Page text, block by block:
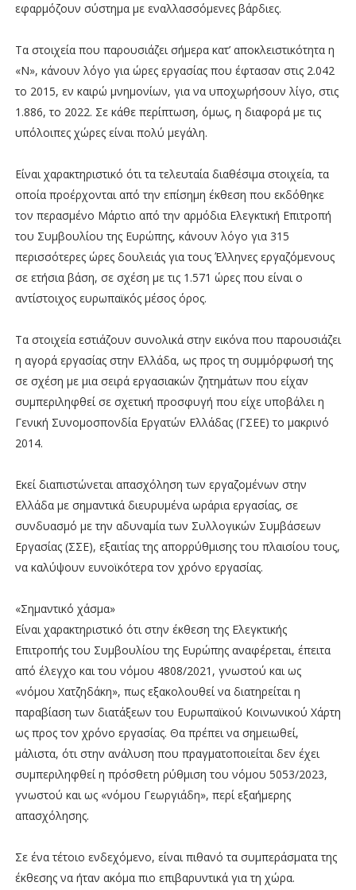
εφαρμόζουν σύστημα με εναλλασσόμενες βάρδιες.
Τα στοιχεία που παρουσιάζει σήμερα κατ’ αποκλειστικότητα η
«Ν», κάνουν λόγο για ώρες εργασίας που έφτασαν στις 2.042
το 2015, εν καιρώ μνημονίων, για να υποχωρήσουν λίγο, στις
1.886, το 2022. Σε κάθε περίπτωση, όμως, η διαφορά με τις
υπόλοιπες χώρες είναι πολύ μεγάλη.
Είναι χαρακτηριστικό ότι τα τελευταία διαθέσιμα στοιχεία, τα
οποία προέρχονται από την επίσημη έκθεση που εκδόθηκε
τον περασμένο Μάρτιο από την αρμόδια Ελεγκτική Επιτροπή
του Συμβουλίου της Ευρώπης, κάνουν λόγο για 315
περισσότερες ώρες δουλειάς για τους Έλληνες εργαζόμενους
σε ετήσια βάση, σε σχέση με τις 1.571 ώρες που είναι ο
αντίστοιχος ευρωπαϊκός μέσος όρος.
Τα στοιχεία εστιάζουν συνολικά στην εικόνα που παρουσιάζει
η αγορά εργασίας στην Ελλάδα, ως προς τη συμμόρφωσή της
σε σχέση με μια σειρά εργασιακών ζητημάτων που είχαν
συμπεριληφθεί σε σχετική προσφυγή που είχε υποβάλει η
Γενική Συνομοσπονδία Εργατών Ελλάδας (ΓΣΕΕ) το μακρινό
2014.
Εκεί διαπιστώνεται απασχόληση των εργαζομένων στην
Ελλάδα με σημαντικά διευρυμένα ωράρια εργασίας, σε
συνδυασμό με την αδυναμία των Συλλογικών Συμβάσεων
Εργασίας (ΣΣΕ), εξαιτίας της απορρύθμισης του πλαισίου τους,
να καλύψουν ευνοϊκότερα τον χρόνο εργασίας.
«Σημαντικό χάσμα»
Είναι χαρακτηριστικό ότι στην έκθεση της Ελεγκτικής
Επιτροπής του Συμβουλίου της Ευρώπης αναφέρεται, έπειτα
από έλεγχο και του νόμου 4808/2021, γνωστού και ως
«νόμου Χατζηδάκη», πως εξακολουθεί να διατηρείται η
παραβίαση των διατάξεων του Ευρωπαϊκού Κοινωνικού Χάρτη
ως προς τον χρόνο εργασίας. Θα πρέπει να σημειωθεί,
μάλιστα, ότι στην ανάλυση που πραγματοποιείται δεν έχει
συμπεριληφθεί η πρόσθετη ρύθμιση του νόμου 5053/2023,
γνωστού και ως «νόμου Γεωργιάδη», περί εξαήμερης
απασχόλησης.
Σε ένα τέτοιο ενδεχόμενο, είναι πιθανό τα συμπεράσματα της
έκθεσης να ήταν ακόμα πιο επιβαρυντικά για τη χώρα.